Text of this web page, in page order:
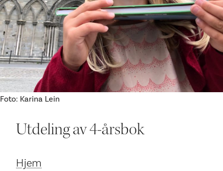
Ditt besøk
Foto: Karina Lein
Utdeling av 4-årsbok
Hjem